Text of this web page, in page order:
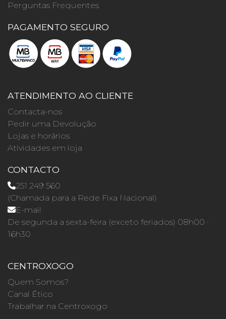
Perguntas Frequentes
PAGAMENTO SEGURO
ATENDIMENTO AO CLIENTE
Contacta-nos
Pedir uma Devolução
Lojas e horários
Atividades em loja
CONTACTO
251 249 560
(Chamada para a Rede Fixa Nacional)
E-mail
De segunda a sexta-feira (exceto feriados) 08h00 ·
16h30
CENTROXOGO
Quem Somos?
Canal Ético
Trabalhar na Centroxogo